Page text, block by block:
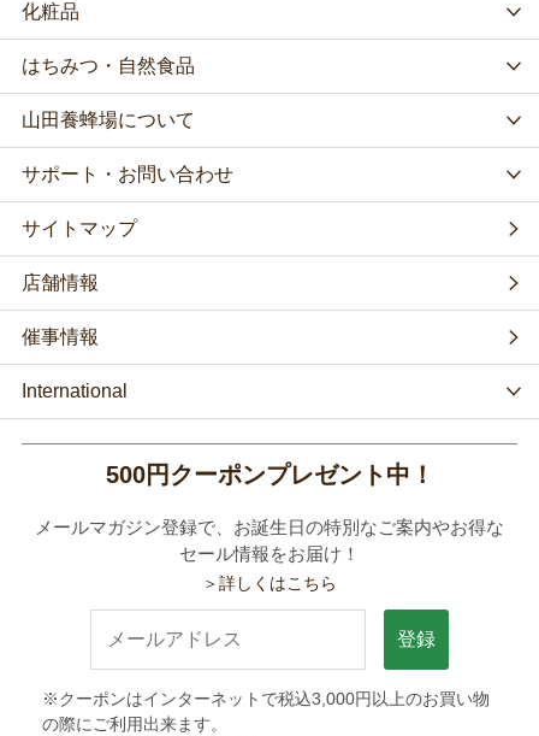
化粧品
はちみつ・自然食品
山田養蜂場について
サポート・お問い合わせ
サイトマップ
店舗情報
催事情報
International
500円クーポンプレゼント中！
メールマガジン登録で、お誕生日の特別なご案内やお得な
セール情報をお届け！
＞詳しくはこちら
登録
※クーポンはインターネットで税込3,000円以上のお買い物
の際にご利用出来ます。